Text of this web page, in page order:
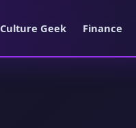
Culture Geek Finance